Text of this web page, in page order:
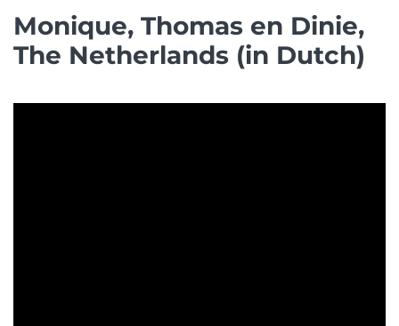
Monique, Thomas en Dinie,
The Netherlands (in Dutch)